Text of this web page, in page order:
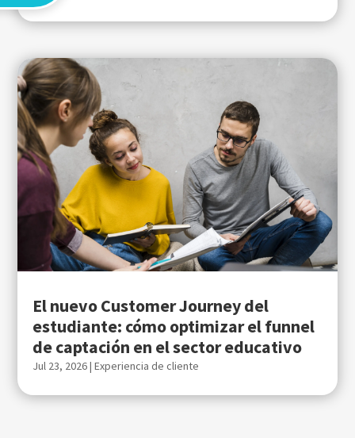
El nuevo Customer Journey del
estudiante: cómo optimizar el funnel
de captación en el sector educativo
Jul 23, 2026|Experiencia de cliente